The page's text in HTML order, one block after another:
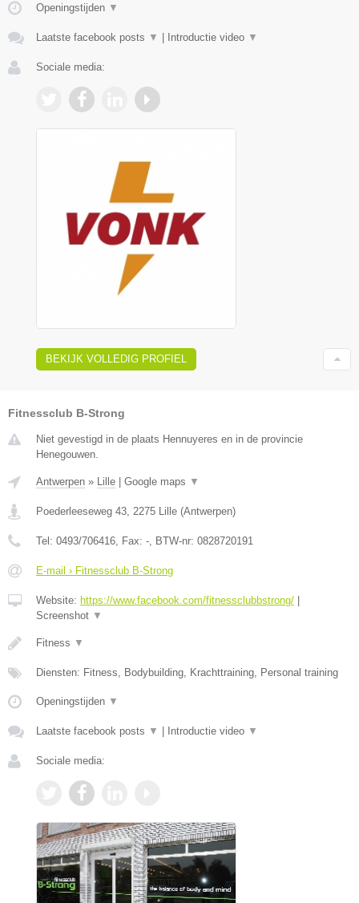
Openingstijden ▼
Laatste facebook posts ▼ | Introductie video ▼
Sociale media:
BEKIJK VOLLEDIG PROFIEL
Fitnessclub B-Strong
Niet gevestigd in de plaats Hennuyeres en in de provincie
Henegouwen.
Antwerpen » Lille | Google maps ▼
Poederleeseweg 43 2275 Lille (Antwerpen)
Tel: 0493/706416 , Fax: - , BTW-nr: 0828720191
E-mail › Fitnessclub B-Strong
Website: https://www.facebook.com/fitnessclubbstrong/ |
Screenshot ▼
Fitness ▼
Diensten: Fitness, Bodybuilding, Krachttraining, Personal training
Openingstijden ▼
Laatste facebook posts ▼ | Introductie video ▼
Sociale media: